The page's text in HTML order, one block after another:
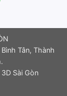
Tân, Thành
Sài Gòn